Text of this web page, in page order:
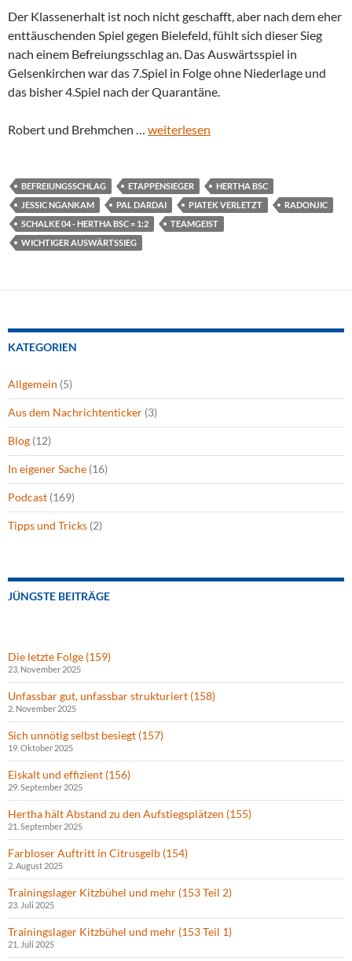
Der Klassenerhalt ist noch nicht geschafft, aber nach dem eher
enttäuschenden Spiel gegen Bielefeld, fühlt sich dieser Sieg
nach einem Befreiungsschlag an. Das Auswärtsspiel in
Gelsenkirchen war das 7.Spiel in Folge ohne Niederlage und
das bisher 4.Spiel nach der Quarantäne.
Robert und Brehmchen … weiterlesen
BEFREIUNGSSCHLAG ETAPPENSIEGER
HERTHA BSC
JESSIC NGANKAM
PAL DARDAI PIATEK VERLETZT
RADONJIC
SCHALKE 04 - HERTHA BSC = 1:2
TEAMGEIST
WICHTIGER AUSWÄRTSSIEG
KATEGORIEN
Allgemein (5)
Aus dem Nachrichtenticker (3)
Blog (12)
In eigener Sache (16)
Podcast (169)
Tipps und Tricks (2)
JÜNGSTE BEITRÄGE
Die letzte Folge (159)
23. November 2025
Unfassbar gut, unfassbar strukturiert (158)
2. November 2025
Sich unnötig selbst besiegt (157)
19. Oktober 2025
Eiskalt und effizient (156)
29. September 2025
Hertha hält Abstand zu den Aufstiegsplätzen (155)
21. September 2025
Farbloser Auftritt in Citrusgelb (154)
2. August 2025
Trainingslager Kitzbühel und mehr (153 Teil 2)
23. Juli 2025
Trainingslager Kitzbühel und mehr (153 Teil 1)
21. Juli 2025